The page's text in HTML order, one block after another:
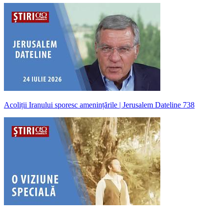
Acoliții Iranului sporesc amenințările | Jerusalem Dateline 738